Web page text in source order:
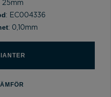
25mm
: EC004336
: 0,10mm